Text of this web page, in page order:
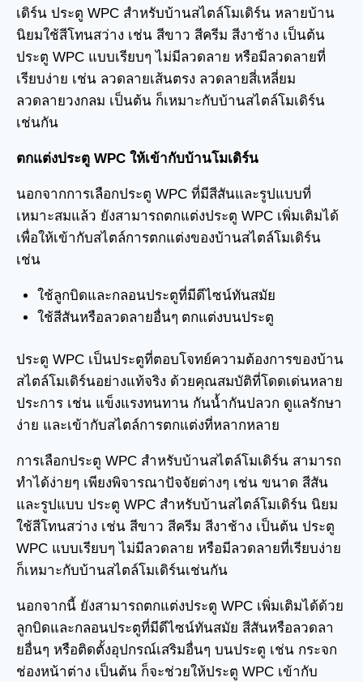
เดิร์น ประตู WPC สำหรับบ้านสไตล์โมเดิร์น หลายบ้าน
นิยมใช้สีโทนสว่าง เช่น สีขาว สีครีม สีงาช้าง เป็นต้น
ประตู WPC แบบเรียบๆ ไม่มีลวดลาย หรือมีลวดลายที่
เรียบง่าย เช่น ลวดลายเส้นตรง ลวดลายสี่เหลี่ยม
ลวดลายวงกลม เป็นต้น ก็เหมาะกับบ้านสไตล์โมเดิร์น
เช่นกัน
ตกแต่งประตู WPC ให้เข้ากับบ้านโมเดิร์น
นอกจากการเลือกประตู WPC ที่มีสีสันและรูปแบบที่
เหมาะสมแล้ว ยังสามารถตกแต่งประตู WPC เพิ่มเติมได้
เพื่อให้เข้ากับสไตล์การตกแต่งของบ้านสไตล์โมเดิร์น
เช่น
ใช้ลูกบิดและกลอนประตูที่มีดีไซน์ทันสมัย
ใช้สีสันหรือลวดลายอื่นๆ ตกแต่งบนประตู
ประตู WPC เป็นประตูที่ตอบโจทย์ความต้องการของบ้าน
สไตล์โมเดิร์นอย่างแท้จริง ด้วยคุณสมบัติที่โดดเด่นหลาย
ประการ เช่น แข็งแรงทนทาน กันน้ำกันปลวก ดูแลรักษา
ง่าย และเข้ากับสไตล์การตกแต่งที่หลากหลาย
การเลือกประตู WPC สำหรับบ้านสไตล์โมเดิร์น สามารถ
ทำได้ง่ายๆ เพียงพิจารณาปัจจัยต่างๆ เช่น ขนาด สีสัน
และรูปแบบ ประตู WPC สำหรับบ้านสไตล์โมเดิร์น นิยม
ใช้สีโทนสว่าง เช่น สีขาว สีครีม สีงาช้าง เป็นต้น ประตู
WPC แบบเรียบๆ ไม่มีลวดลาย หรือมีลวดลายที่เรียบง่าย
ก็เหมาะกับบ้านสไตล์โมเดิร์นเช่นกัน
นอกจากนี้ ยังสามารถตกแต่งประตู WPC เพิ่มเติมได้ด้วย
ลูกบิดและกลอนประตูที่มีดีไซน์ทันสมัย สีสันหรือลวดลา
ยอื่นๆ หรือติดตั้งอุปกรณ์เสริมอื่นๆ บนประตู เช่น กระจก
ช่องหน้าต่าง เป็นต้น ก็จะช่วยให้ประตู WPC เข้ากับ